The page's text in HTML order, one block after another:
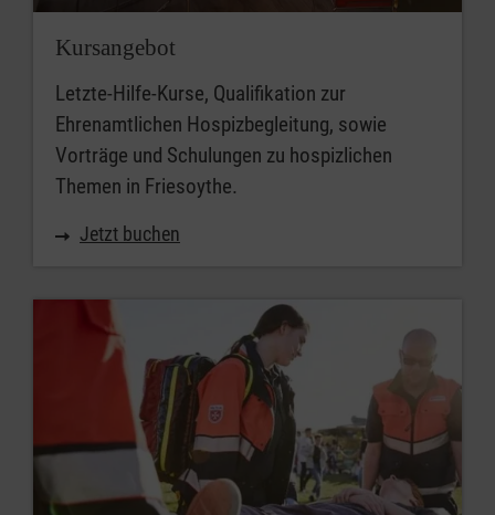
Kursangebot
Letzte-Hilfe-Kurse, Qualifikation zur
Ehrenamtlichen Hospizbegleitung, sowie
Vorträge und Schulungen zu hospizlichen
Themen in Friesoythe.
Jetzt buchen